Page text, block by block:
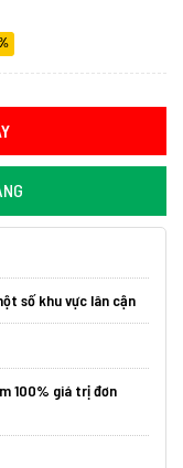
số khu vực lân cận
100% giá trị đơn